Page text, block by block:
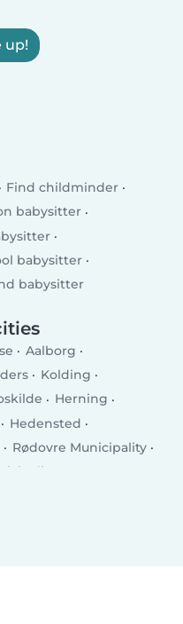
up!
Find childminder
babysitter
babysitter
babysitter
Aalborg
Kolding
Herning
Hedensted
Rødovre Municipality